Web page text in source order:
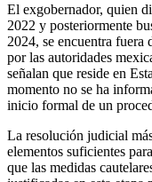
El exgobernador, quien
2022 y posteriormente
2024, se encuentra fuera
por las autoridades
señalan que reside en
momento no se ha
inicio formal de un
La resolución judicial
elementos suficientes
que las medidas